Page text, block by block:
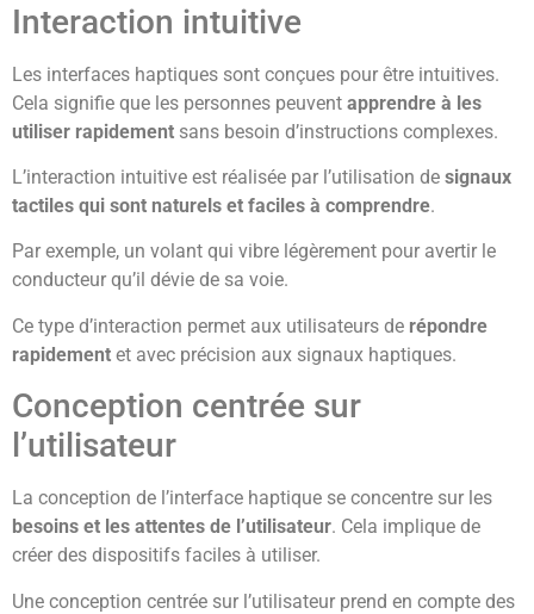
Interaction intuitive
Les interfaces haptiques sont conçues pour être intuitives.
Cela signifie que les personnes peuvent apprendre à les
utiliser rapidement sans besoin d’instructions complexes.
L’interaction intuitive est réalisée par l’utilisation de signaux
tactiles qui sont naturels et faciles à comprendre.
Par exemple, un volant qui vibre légèrement pour avertir le
conducteur qu’il dévie de sa voie.
Ce type d’interaction permet aux utilisateurs de répondre
rapidement et avec précision aux signaux haptiques.
Conception centrée sur
l’utilisateur
La conception de l’interface haptique se concentre sur les
besoins et les attentes de l’utilisateur. Cela implique de
créer des dispositifs faciles à utiliser.
Une conception centrée sur l’utilisateur prend en compte des